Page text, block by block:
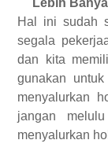
Lebih
Hal ini sudah
segala
dan kita
gunakan
menyalurkan
jangan
menyalurkan